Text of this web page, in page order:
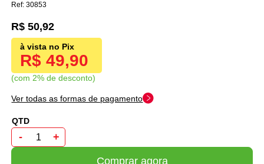
30853
R$ 49,90
com 2% de desconto
R$ 50,92
Ver todas as formas de pagamento
- +
Comprar agora